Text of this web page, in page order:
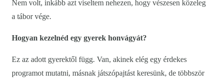
Nem volt, inkább azt viseltem nehezen, hogy vészesen közeleg
a tábor vége.
Hogyan kezelnéd egy gyerek honvágyát?
Ez az adott gyerektől függ. Van, akinek elég egy érdekes
programot mutatni, másnak játszópajtást keresünk, de többször